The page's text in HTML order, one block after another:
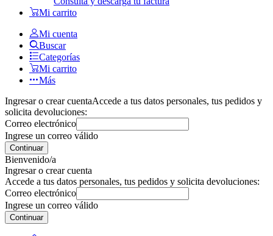
Mi carrito
Mi cuenta
Buscar
Categorías
Mi carrito
Más
Ingresar o crear cuentaAccede a tus datos personales, tus pedidos y
solicita devoluciones:
Correo electrónico
Ingrese un correo válido
Continuar
Bienvenido/a
Ingresar o crear cuenta
Accede a tus datos personales, tus pedidos y solicita devoluciones:
Correo electrónico
Ingrese un correo válido
Continuar